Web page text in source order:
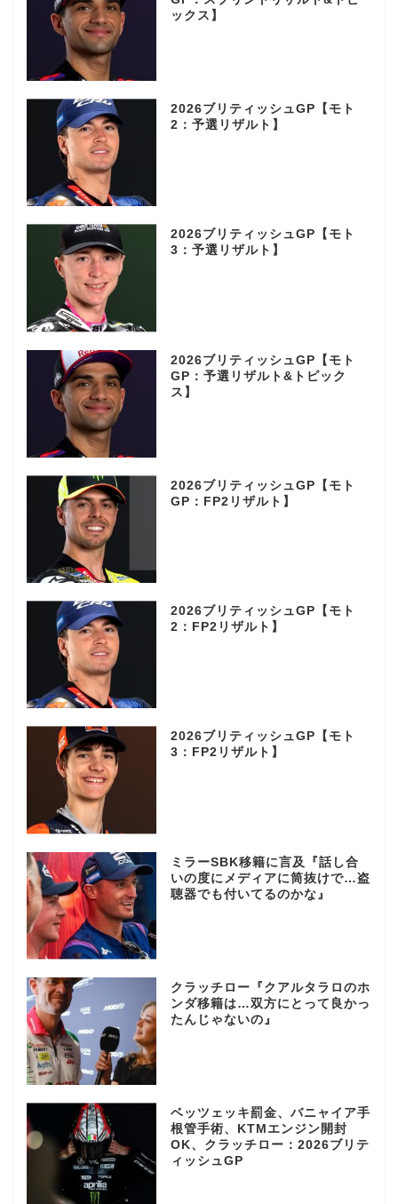
ックス】
2026ブリティッシュGP【モト
2：予選リザルト】
2026ブリティッシュGP【モト
3：予選リザルト】
2026ブリティッシュGP【モト
GP：予選リザルト&トピック
ス】
2026ブリティッシュGP【モト
GP：FP2リザルト】
2026ブリティッシュGP【モト
2：FP2リザルト】
2026ブリティッシュGP【モト
3：FP2リザルト】
ミラーSBK移籍に言及『話し合
いの度にメディアに筒抜けで…盗
聴器でも付いてるのかな』
クラッチロー『クアルタラロのホ
ンダ移籍は…双方にとって良かっ
たんじゃないの』
ベッツェッキ罰金、バニャイア手
根管手術、KTMエンジン開封
OK、クラッチロー：2026ブリテ
ィッシュGP